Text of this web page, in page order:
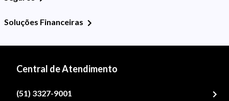
Soluções Financeiras
Central de Atendimento
(51) 3327-9001